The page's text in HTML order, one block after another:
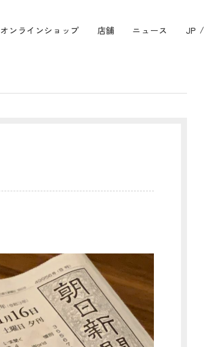
オンラインショップ 店舗 ニュース JP /